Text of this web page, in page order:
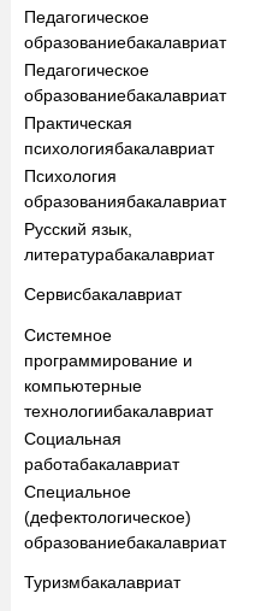
Педагогическое
образованиебакалавриат
Педагогическое
образованиебакалавриат
Практическая
психологиябакалавриат
Психология
образованиябакалавриат
Русский язык,
литературабакалавриат
Сервисбакалавриат
Системное
программирование и
компьютерные
технологиибакалавриат
Социальная
работабакалавриат
Специальное
(дефектологическое)
образованиебакалавриат
Туризмбакалавриат